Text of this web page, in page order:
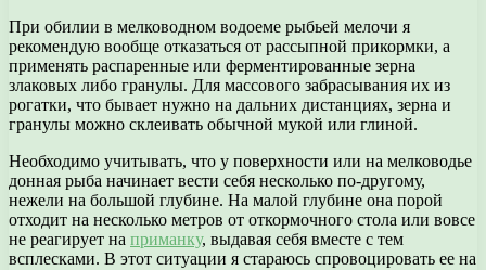
При обилии в мелководном водоеме рыбьей мелочи я
рекомендую вообще отказаться от рассыпной прикормки, а
применять распаренные или ферментированные зерна
злаковых либо гранулы. Для массового забрасывания их из
рогатки, что бывает нужно на дальних дистанциях, зерна и
гранулы можно склеивать обычной мукой или глиной.
Необходимо учитывать, что у поверхности или на мелководье
донная рыба начинает вести себя несколько по-другому,
нежели на большой глубине. На малой глубине она порой
отходит на несколько метров от откормочного стола или вовсе
не реагирует на приманку, выдавая себя вместе с тем
всплесками. В этот ситуации я стараюсь спровоцировать ее на